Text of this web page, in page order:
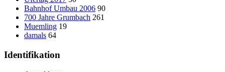
Bahnhof Umbau 2006 90
700 Jahre Grumbach 261
Muemling 19
damals 64
Identifikation